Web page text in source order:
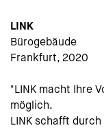
LINK
Bürogebäude
Frankfurt, 2020
"LINK macht Ihre
möglich.
LINK schafft